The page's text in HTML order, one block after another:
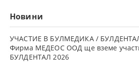
Новини
УЧАСТИЕ В БУЛМЕДИКА /
Фирма МЕДЕОС ООД ще вземе
БУЛДЕНТАЛ 2026